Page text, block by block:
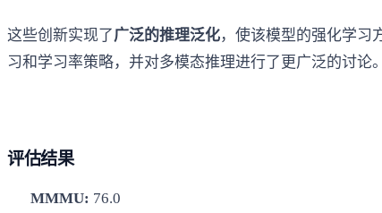
这些创新实现了 广泛的推理泛化，使该模型的强化学习
习和学习率策略，并对多模态推理进行了更广泛的讨论
评估结果
MMMU: 76.0